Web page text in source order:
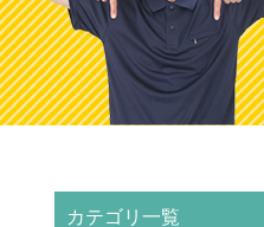
カテゴリ一覧